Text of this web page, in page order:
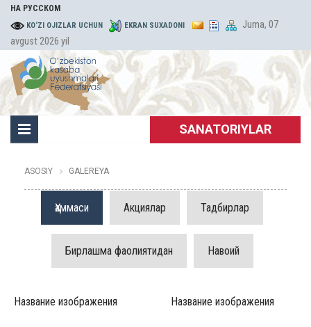
НА РУССКОМ
KO‘ZI OJIZLAR UCHUN EKRAN SUXADONI
Juma, 07
avgust 2026 yil
SANATORIYLAR
ASOSIY GALEREYA
Ҳаммаси Акциялар Тадбирлар
Бирлашма фаолиятидан Навоий
Название изображения Название изображения